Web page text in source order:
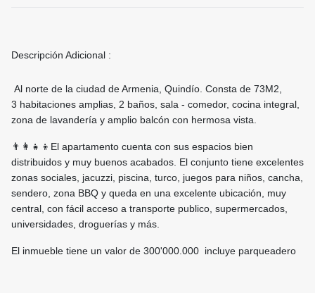
Descripción Adicional :
Al norte de la ciudad de Armenia, Quindío. Consta de 73M2,
3 habitaciones amplias, 2 baños, sala - comedor, cocina integral,
zona de lavandería y amplio balcón con hermosa vista.
👨‍👩‍👧‍👦El apartamento cuenta con sus espacios bien
distribuidos y muy buenos acabados. El conjunto tiene excelentes
zonas sociales, jacuzzi, piscina, turco, juegos para niños, cancha,
sendero, zona BBQ y queda en una excelente ubicación, muy
central, con fácil acceso a transporte publico, supermercados,
universidades, droguerías y más.
El inmueble tiene un valor de 300'000.000 incluye parqueadero